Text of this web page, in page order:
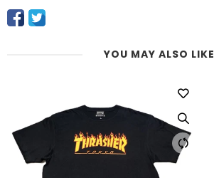
YOU MAY ALSO LIKE